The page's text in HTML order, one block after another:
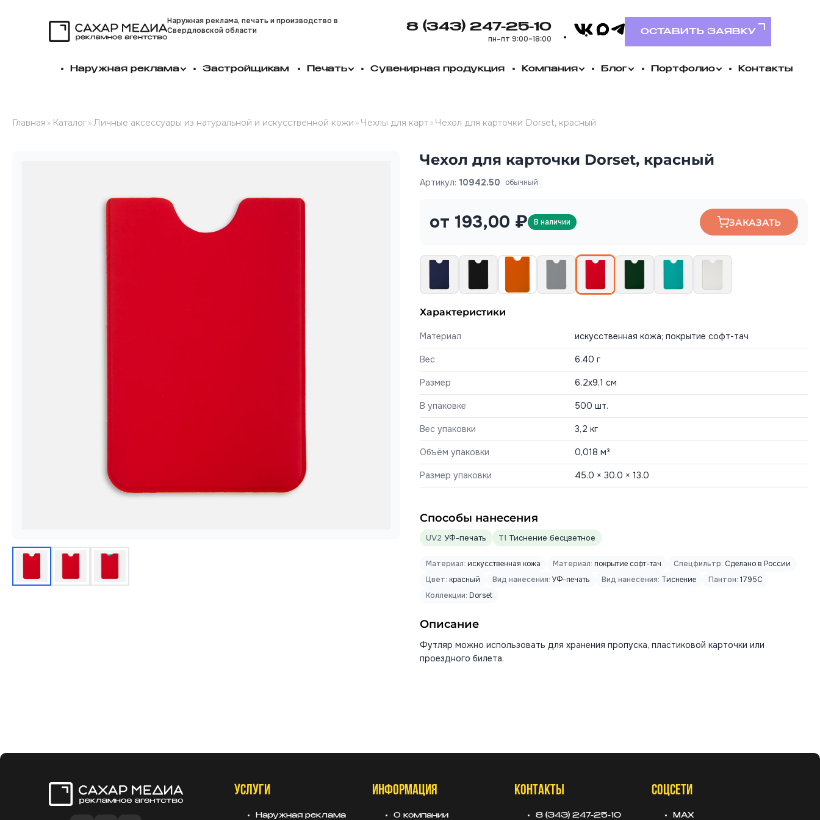
Наружная реклама, печать и производство в
Свердловской области
8 (343) 247-25-10
пн–пт 9:00–18:00
VK MAXTelegramОСТАВИТЬ ЗАЯВКУ
Наружная реклама Застройщикам Печать Сувенирная продукция Компания Блог Портфолио Контакты
Главная » Каталог»Личные аксессуары из натуральной и искусственной кожи » Чехлы для карт» Чехол для карточки Dorset, красный
Чехол для карточки Dorset, красный
Артикул: 10942.50 обычный
от 193,00 ₽ В наличии ЗАКАЗАТЬ
Характеристики
Материал искусственная кожа; покрытие софт-тач
Вес 6.40 г
Размер 6,2х9,1 см
В упаковке 500 шт.
Вес упаковки 3,2 кг
Объём упаковки 0,018 м³
Размер упаковки 45.0 × 30.0 × 13.0
Способы нанесения
UV2 УФ-печать T1 Тиснение бесцветное
Материал: искусственная кожа Материал: покрытие софт-тач Спецфильтр: Сделано в России
Цвет: красный Вид нанесения: УФ-печать Вид нанесения: Тиснение Пантон: 1795C
Коллекции: Dorset
Описание
Футляр можно использовать для хранения пропуска, пластиковой карточки или
проездного билета.
УСЛУГИ
Наружная реклама
ИНФОРМАЦИЯ
О компании
КОНТАКТЫ
8 (343) 247-25-10
СОЦСЕТИ
MAX